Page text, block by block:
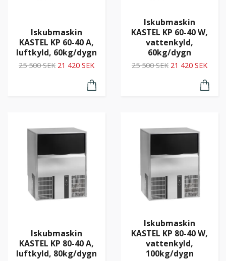
Iskubmaskin
KASTEL KP 60-40 A,
luftkyld, 60kg/dygn
25 500 SEK 21 420 SEK
Iskubmaskin
KASTEL KP 60-40 W,
vattenkyld,
60kg/dygn
25 500 SEK 21 420 SEK
Iskubmaskin
KASTEL KP 80-40 A,
luftkyld, 80kg/dygn
Iskubmaskin
KASTEL KP 80-40 W,
vattenkyld,
100kg/dygn